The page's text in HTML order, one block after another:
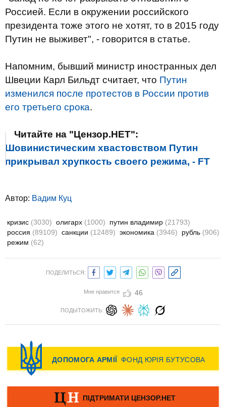
Россией. Если в окружении российского
президента тоже этого не хотят, то в 2015 году
Путин не выживет", - говорится в статье.
Напомним, бывший министр иностранных дел
Швеции Карл Бильдт считает, что Путин
изменился после протестов в России против
его третьего срока.
Читайте на "Цензор.НЕТ":
Шовинистическим хвастовством Путин
прикрывал хрупкость своего режима, - FT
Автор: Вадим Куц
кризис (3030) олигарх (1000) путин владимир (21793)
россия (89109) санкции (12489) экономика (3946) рубль (906)
режим (62)
ПОДЕЛИТЬСЯ:
Мне нравится 46
ПОДЫТОЖИТЬ: